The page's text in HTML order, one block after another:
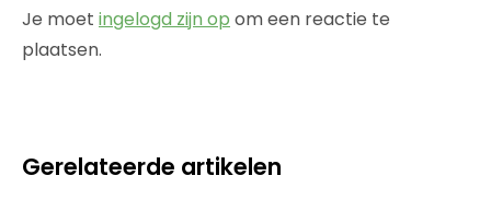
Je moet ingelogd zijn op om een reactie te
plaatsen.
Gerelateerde artikelen